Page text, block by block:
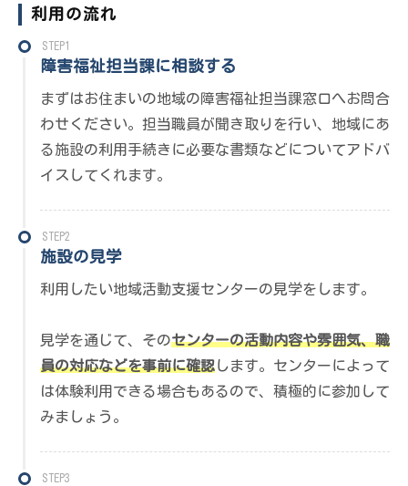
利用の流れ
STEP1
障害福祉担当課に相談する
まずはお住まいの地域の障害福祉担当課窓口へお問合
わせください。担当職員が聞き取りを行い、地域にあ
る施設の利用手続きに必要な書類などについてアドバ
イスしてくれます。
STEP2
施設の見学
利用したい地域活動支援センターの見学をします。
見学を通じて、そのセンターの活動内容や雰囲気、職
員の対応などを事前に確認します。センターによって
は体験利用できる場合もあるので、積極的に参加して
みましょう。
STEP3